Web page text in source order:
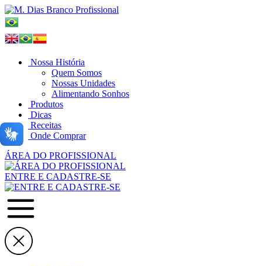
Nossa História
Quem Somos
Nossas Unidades
Alimentando Sonhos
Produtos
Dicas
Receitas
Onde Comprar
ÁREA DO PROFISSIONAL
ENTRE E CADASTRE-SE